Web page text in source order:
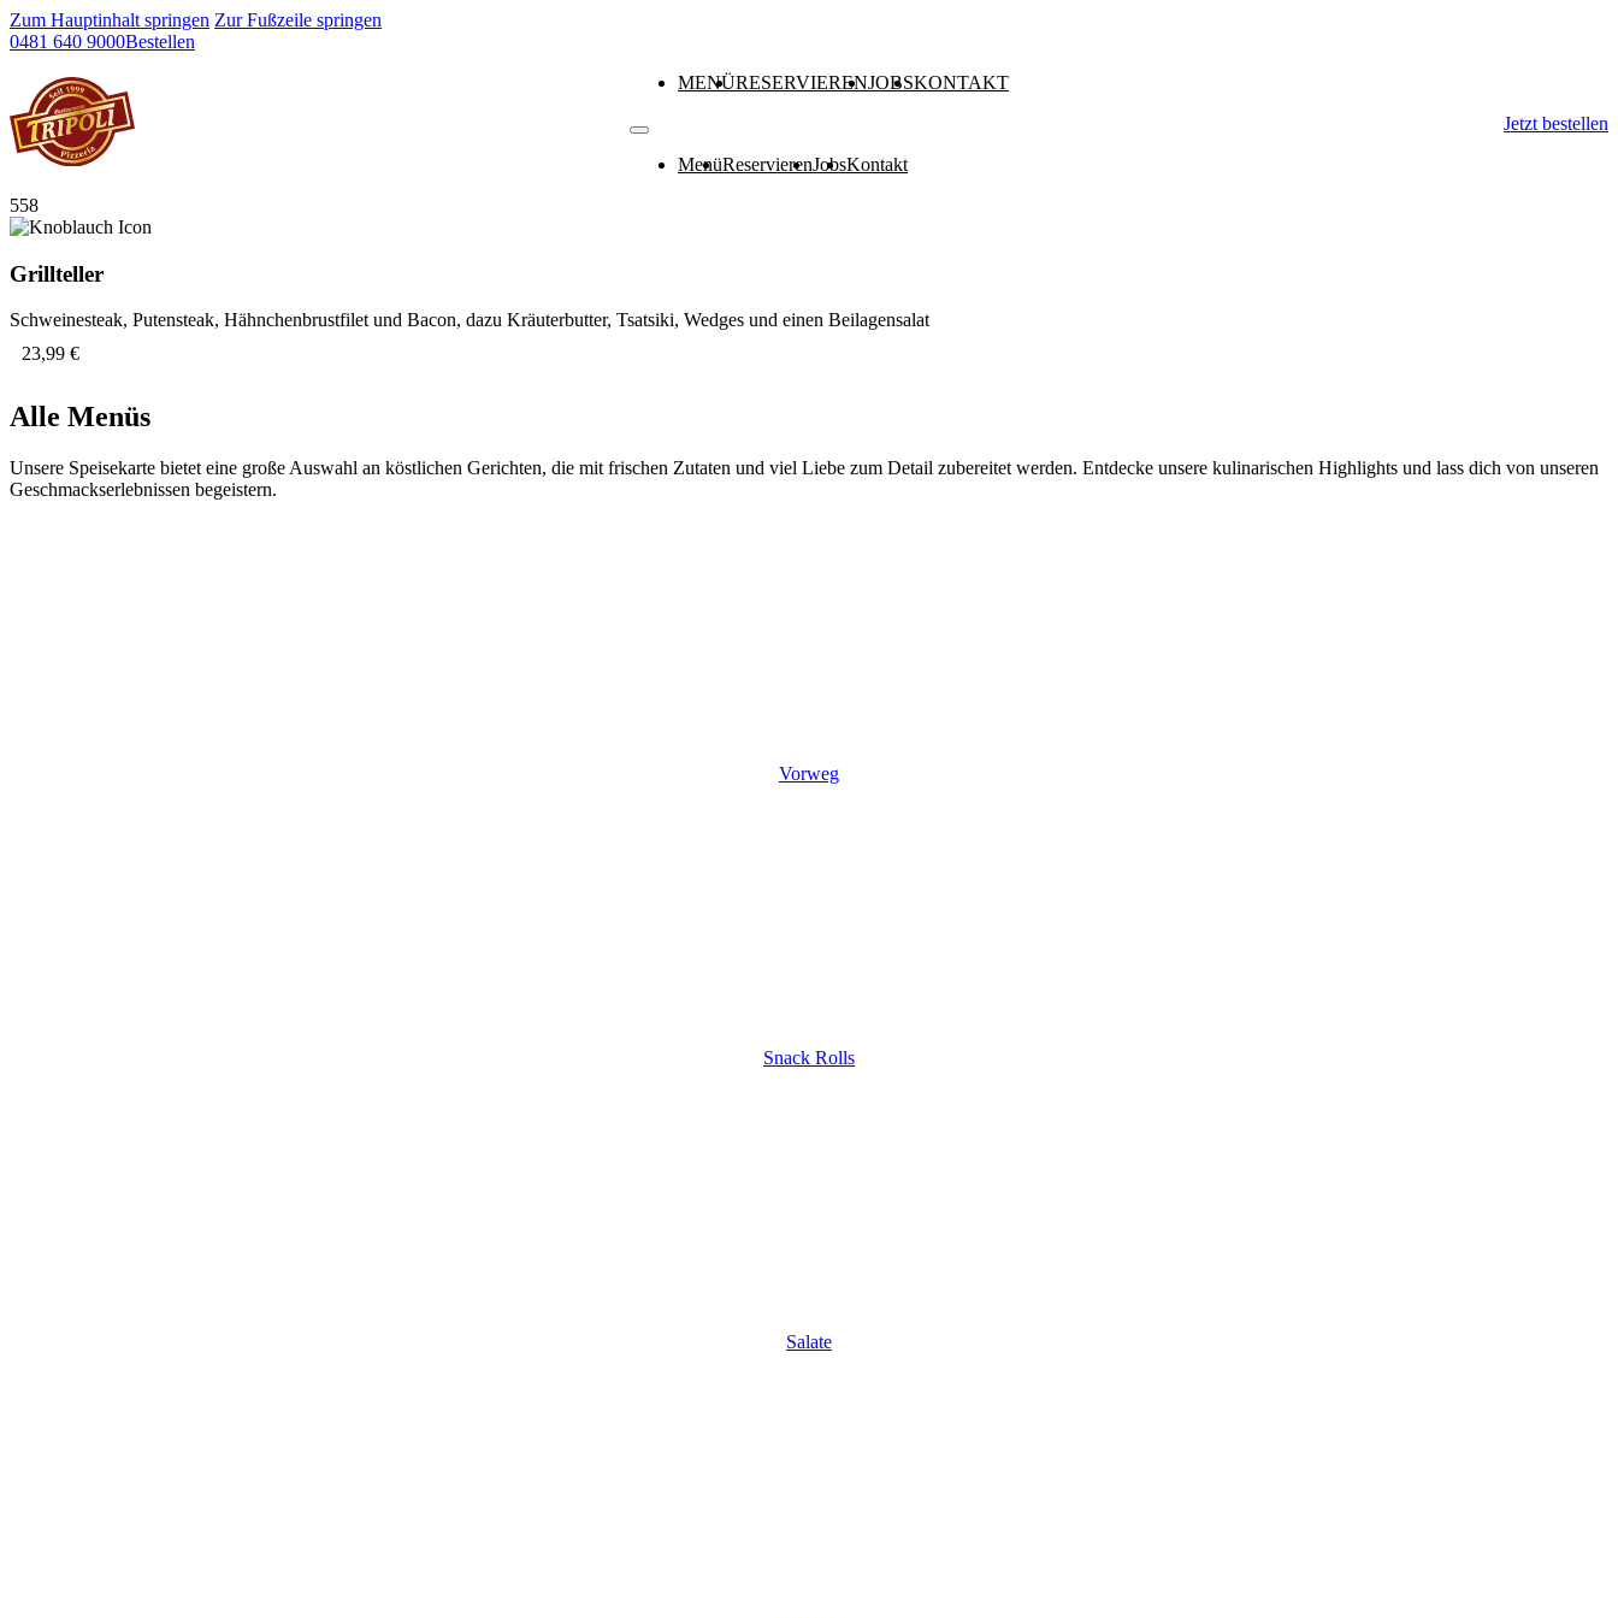
Zum Hauptinhalt springen Zur Fußzeile springen
0481 640 9000Bestellen
MENÜRESERVIERENJOBSKONTAKT
MenüReservierenJobsKontakt
Jetzt bestellen
558
Grillteller
Schweinesteak, Putensteak, Hähnchenbrustfilet und Bacon, dazu Kräuterbutter, Tsatsiki, Wedges und einen Beilagensalat
23,99 €
Alle Menüs
Unsere Speisekarte bietet eine große Auswahl an köstlichen Gerichten, die mit frischen Zutaten und viel Liebe zum Detail zubereitet werden. Entdecke unsere kulinarischen Highlights und lass dich von unseren
Geschmackserlebnissen begeistern.
Vorweg
Snack Rolls
Salate